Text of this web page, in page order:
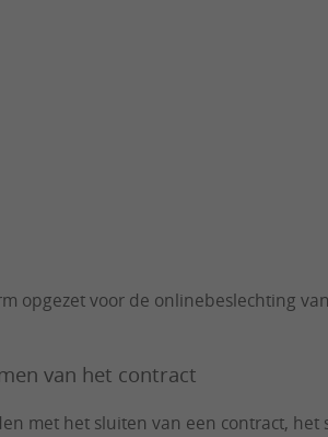
opgezet voor de onlinebeslechting
van het contract
met het sluiten van een contract,